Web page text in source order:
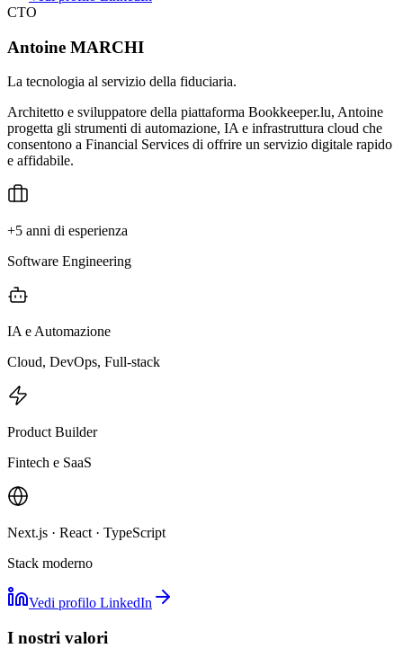
CTO
Antoine MARCHI
La tecnologia al servizio della fiduciaria.
Architetto e sviluppatore della piattaforma Bookkeeper.lu, Antoine
progetta gli strumenti di automazione, IA e infrastruttura cloud che
consentono a Financial Services di offrire un servizio digitale rapido
e affidabile.
+5 anni di esperienza
Software Engineering
IA e Automazione
Cloud, DevOps, Full-stack
Product Builder
Fintech e SaaS
Next.js · React · TypeScript
Stack moderno
Vedi profilo LinkedIn
I nostri valori